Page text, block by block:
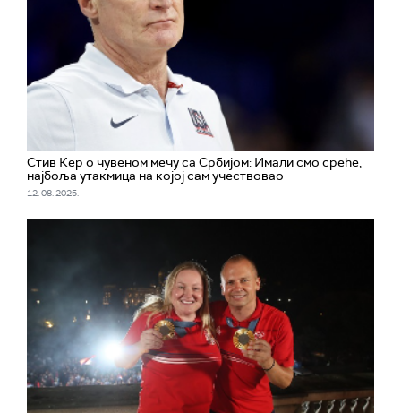
Стив Кер о чувеном мечу са Србијом: Имали смо среће,
најбоља утакмица на којој сам учествовао
12. 08. 2025.